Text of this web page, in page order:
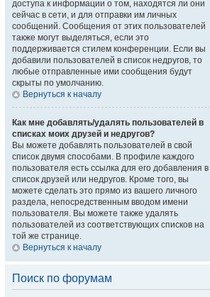
доступа к информации о том, находятся ли они
сейчас в сети, и для отправки им личных
сообщений. Сообщения от этих пользователей
также могут выделяться, если это
поддерживается стилем конференции. Если вы
добавили пользователей в список недругов, то
любые отправленные ими сообщения будут
скрыты по умолчанию.
Вернуться к началу
Как мне добавлять/удалять пользователей в
списках моих друзей и недругов?
Вы можете добавлять пользователей в свой
список двумя способами. В профиле каждого
пользователя есть ссылка для его добавления в
список друзей или недругов. Кроме того, вы
можете сделать это прямо из вашего личного
раздела, непосредственным вводом имени
пользователя. Вы можете также удалять
пользователей из соответствующих списков на
той же странице.
Вернуться к началу
Поиск по форумам